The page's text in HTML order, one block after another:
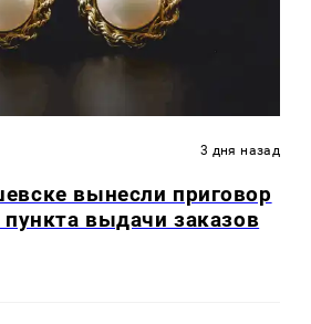
3 дня назад
вынесли приговор
выдачи заказов